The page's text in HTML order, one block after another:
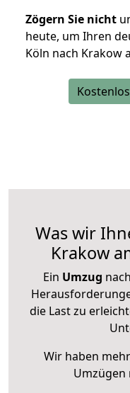
Zögern Sie nicht
heute, um Ihren
Köln nach Krakow
Was wir
Krakow
Ein Umzug
die Last zu
Wir haben
Umzügen